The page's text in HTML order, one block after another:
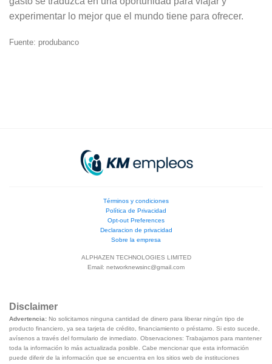
experimentar lo mejor que el mundo tiene para ofrecer.
Fuente: produbanco
Términos y condiciones
Política de Privacidad
Opt-out Preferences
Declaracion de privacidad
Sobre la empresa
ALPHAZEN TECHNOLOGIES LIMITED
Email: networknewsinc@gmail.com
Disclaimer
Advertencia: No solicitamos ninguna cantidad de dinero para liberar ningún tipo de
producto financiero, ya sea tarjeta de crédito, financiamiento o préstamo. Si esto sucede,
avísenos a través del formulario de inmediato. Observaciones: Trabajamos para mantener
toda la información lo más actualizada posible. Cabe mencionar que esta información
puede diferir de la información que se encuentra en los sitios web de instituciones